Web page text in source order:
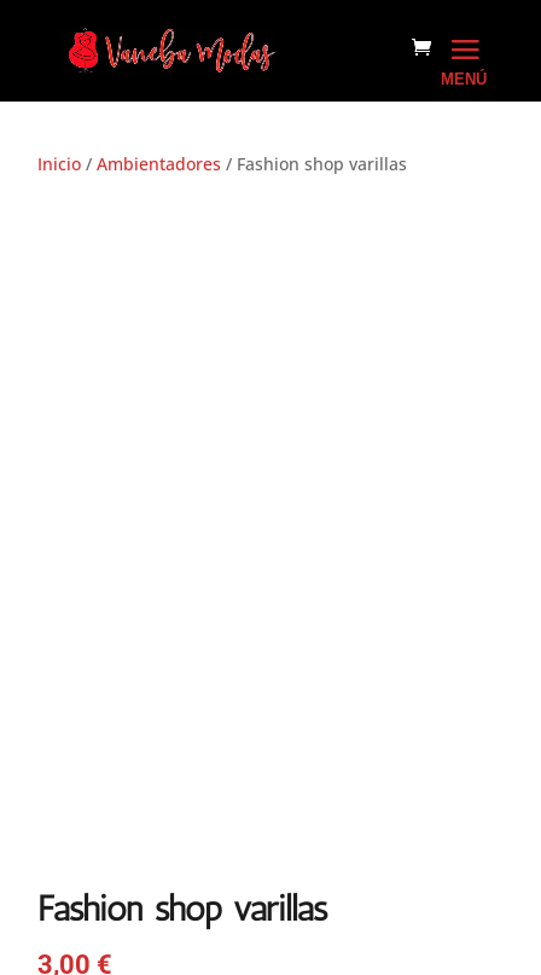
Inicio /Ambientadores / Fashion shop varillas
Fashion shop varillas
3,00 €